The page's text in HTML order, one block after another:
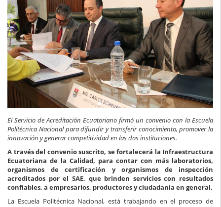
El Servicio de Acreditación Ecuatoriano firmó un convenio con la Escuela
Politécnica Nacional para difundir y transferir conocimiento, promover la
innovación y generar competitividad en las dos instituciones.
A través del convenio suscrito, se fortalecerá la Infraestructura
Ecuatoriana de la Calidad, para contar con más laboratorios,
organismos de certificación y organismos de inspección
acreditados por el SAE, que brinden servicios con resultados
confiables, a empresarios, productores y ciudadanía en general.
La Escuela Politécnica Nacional, está trabajando en el proceso de